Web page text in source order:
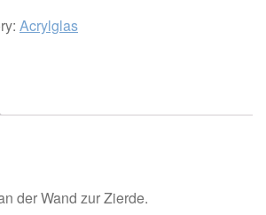
Acrylglas
der Wand zur Zierde.